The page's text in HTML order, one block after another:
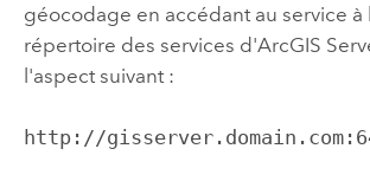
géocodage en accédant au service à
répertoire des services d'ArcGIS
l'aspect suivant :
http://